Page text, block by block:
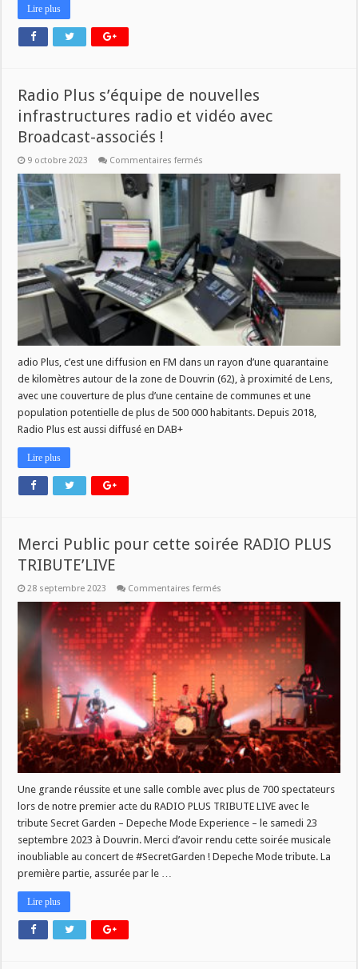
Lire plus
Radio Plus s’équipe de nouvelles
infrastructures radio et vidéo avec
Broadcast-associés !
9 octobre 2023 Commentaires fermés
Plus
s’équipe
nouvelles
infrastructures
radio
et
vidéo
avec
Broadcast-
associés !
adio Plus, c’est une diffusion en FM dans un rayon d’une quarantaine
de kilomètres autour de la zone de Douvrin (62), à proximité de Lens,
avec une couverture de plus d’une centaine de communes et une
population potentielle de plus de 500 000 habitants. Depuis 2018,
Radio Plus est aussi diffusé en DAB+
Lire plus
Merci Public pour cette soirée RADIO PLUS
TRIBUTE’LIVE
28 septembre 2023 Commentaires fermés
Public
pour
cette
soirée
RADIO
PLUS
TRIBUTE’LIVE
Une grande réussite et une salle comble avec plus de 700 spectateurs
lors de notre premier acte du RADIO PLUS TRIBUTE LIVE avec le
tribute Secret Garden – Depeche Mode Experience – le samedi 23
septembre 2023 à Douvrin. Merci d’avoir rendu cette soirée musicale
inoubliable au concert de #SecretGarden ! Depeche Mode tribute. La
première partie, assurée par le …
Lire plus